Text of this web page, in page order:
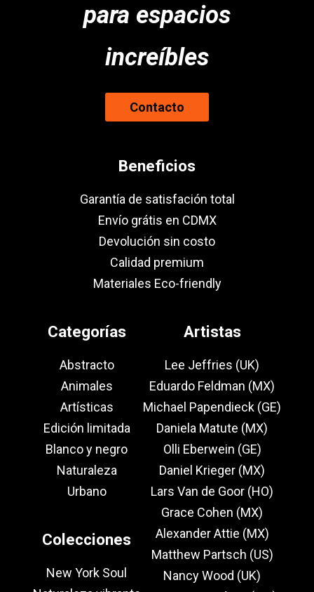
para espacios
increíbles
Contacto
Beneficios
Garantía de satisfación total
Envío grátis en CDMX
Devolución sin costo
Calidad premium
Materiales Eco-friendly
Categorías
Abstracto
Animales
Artísticas
Edición limitada
Blanco y negro
Naturaleza
Urbano
Colecciones
New York Soul
Artistas
Lee Jeffries (UK)
Eduardo Feldman (MX)
Michael Papendieck (GE)
Daniela Matute (MX)
Olli Eberwein (GE)
Daniel Krieger (MX)
Lars Van de Goor (HO)
Grace Cohen (MX)
Alexander Attie (MX)
Matthew Partsch (US)
Nancy Wood (UK)